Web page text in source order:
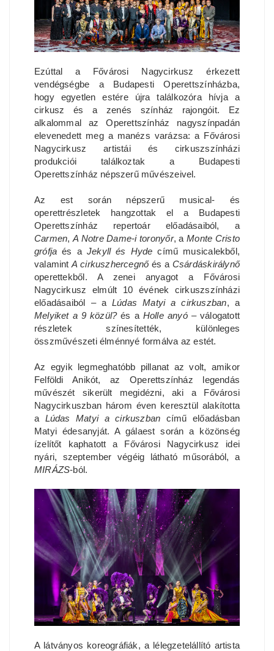
Ezúttal a Fővárosi Nagycirkusz érkezett
vendégségbe a Budapesti Operettszínházba,
hogy egyetlen estére újra találkozóra hívja a
cirkusz és a zenés színház rajongóit. Ez
alkalommal az Operettszínház nagyszínpadán
elevenedett meg a manézs varázsa: a Fővárosi
Nagycirkusz artistái és cirkuszszínházi
produkciói találkoztak a Budapesti
Operettszínház népszerű művészeivel.
Az est során népszerű musical- és
operettrészletek hangzottak el a Budapesti
Operettszínház repertoár előadásaiból, a
Carmen, A Notre Dame-i toronyőr, aMonte Cristo
grófja és a Jekyll és Hyde című musicalekből,
valamintA cirkuszhercegnőés a Csárdáskirálynő
operettekből. A zenei anyagot a Fővárosi
Nagycirkusz elmúlt 10 évének cirkuszszínházi
előadásaiból – aLúdas Matyi a cirkuszban, a
Melyiket a 9 közül?és a Holle anyó– válogatott
részletek színesítették, különleges
összművészeti élménnyé formálva az estét.
Az egyik legmeghatóbb pillanat az volt, amikor
Felföldi Anikót, az Operettszínház legendás
művészét sikerült megidézni, aki a Fővárosi
Nagycirkuszban három éven keresztül alakította
a Lúdas Matyi a cirkuszban című előadásban
Matyi édesanyját. A gálaest során a közönség
ízelítőt kaphatott a Fővárosi Nagycirkusz idei
nyári, szeptember végéig látható műsorából, a
MIRÁZS-ból.
A látványos koreográfiák, a lélegzetelállító artista